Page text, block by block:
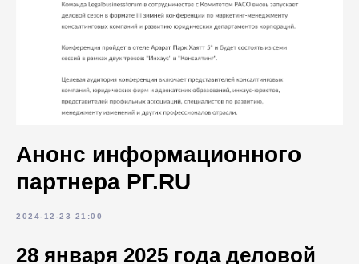
Анонс информационного
партнера РГ.RU
2024-12-23 21:00
28 января 2025 года деловой